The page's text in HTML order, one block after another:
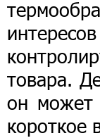
товара.
он может
короткое